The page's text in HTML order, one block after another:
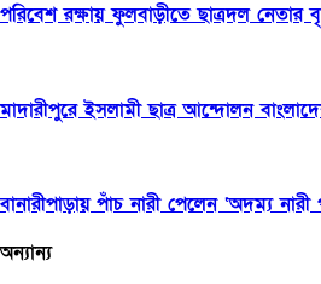
পরিবেশ রক্ষায় ফুলবাড়ীতে ছাত্রদল নেতার
মাদারীপুরে ইসলামী ছাত্র আন্দোলন
বানারীপাড়ায় পাঁচ নারী পেলেন ‘অদম্য
অন্যান্য